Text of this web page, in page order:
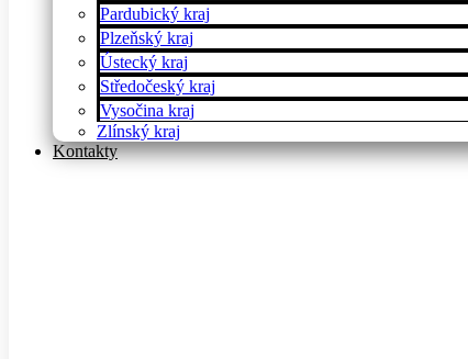
Pardubický kraj
Plzeňský kraj
Ústecký kraj
Středočeský kraj
Vysočina kraj
Zlínský kraj
Kontakty